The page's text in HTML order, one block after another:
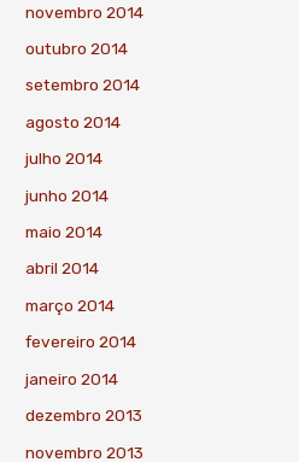
novembro 2014
outubro 2014
setembro 2014
agosto 2014
julho 2014
junho 2014
maio 2014
abril 2014
março 2014
fevereiro 2014
janeiro 2014
dezembro 2013
novembro 2013